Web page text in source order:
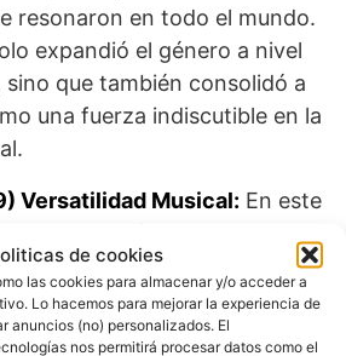
de cookies
las cookies para almacenar y/o acceder a
Lo hacemos para mejorar la experiencia de
anuncios (no) personalizados. El
nos permitirá procesar datos como el
resonaron en todo el mundo.
expandió el género a nivel
que también consolidó a
una fuerza indiscutible en la
Versatilidad Musical: En este
gama de estilos
la esencia que lo define.
Robotica» y «Hasta